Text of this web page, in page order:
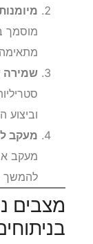
מוסמך
מתאימה
שמירה
וביצוע
מעקב
מעקב
להמשך
מצבים